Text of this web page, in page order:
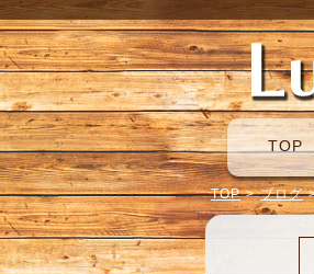
TOP
TOP > ブログ